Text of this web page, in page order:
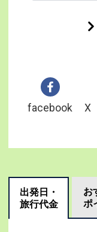
facebook X
出発日・
旅行代金
お
ポ